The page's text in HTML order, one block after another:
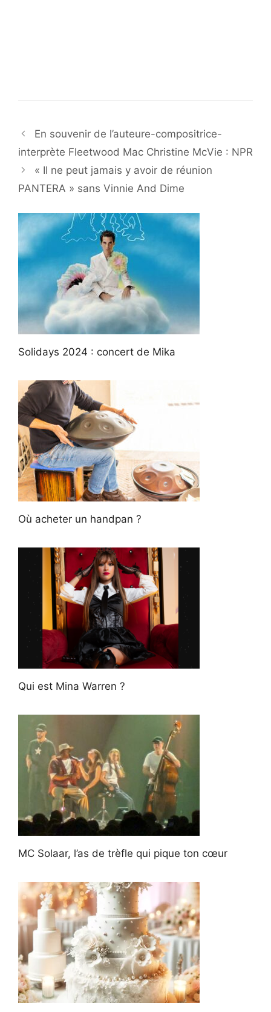
En souvenir de l’auteure-compositrice-
interprète Fleetwood Mac Christine McVie : NPR
« Il ne peut jamais y avoir de réunion
PANTERA » sans Vinnie And Dime
Solidays 2024 : concert de Mika
Où acheter un handpan ?
Qui est Mina Warren ?
MC Solaar, l’as de trèfle qui pique ton cœur